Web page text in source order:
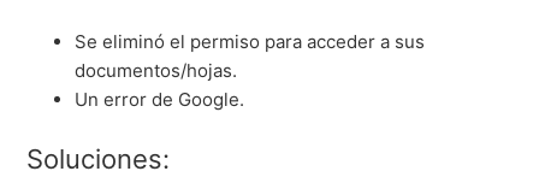
Se eliminó el permiso para acceder a sus
documentos/hojas.
Un error de Google.
Soluciones: